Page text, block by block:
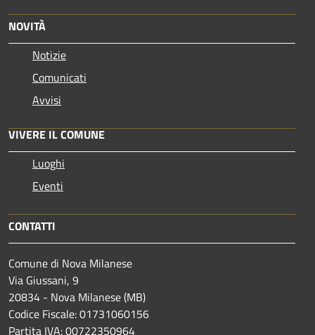
NOVITÀ
Notizie
Comunicati
Avvisi
VIVERE IL COMUNE
Luoghi
Eventi
CONTATTI
Comune di Nova Milanese
Via Giussani, 9
20834 - Nova Milanese (MB)
Codice Fiscale: 01731060156
Partita IVA: 00722350964